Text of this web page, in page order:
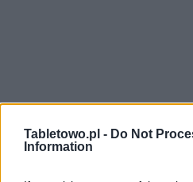
Tabletowo.pl - Do Not
Information